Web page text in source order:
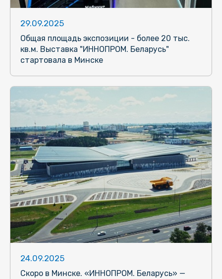
29.09.2025
Общая площадь экспозиции - более 20 тыс.
кв.м. Выставка "ИННОПРОМ. Беларусь"
стартовала в Минске
24.09.2025
Скоро в Минске. «ИННОПРОМ. Беларусь» —